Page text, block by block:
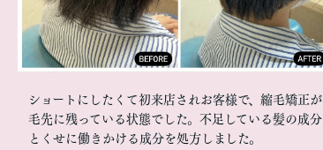
ショートにしたくて初来店されお客様で、縮毛矯正が
毛先に残っている状態でした。不足している髪の成分
とくせに働きかける成分を処方しました。